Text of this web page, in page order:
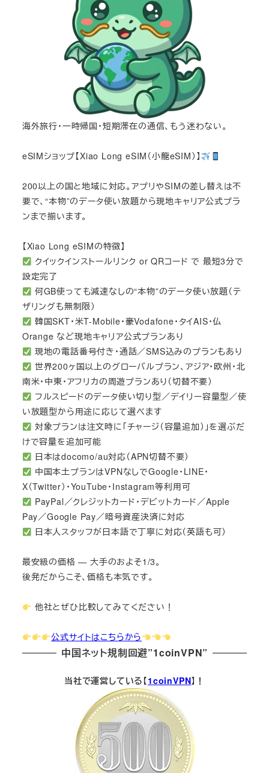
海外旅行・一時帰国・短期滞在の通信、もう迷わない。
eSIMショップ【Xiao Long eSIM（小龍eSIM）】
200以上の国と地域に対応。アプリやSIMの差し替えは不
要で、“本物”のデータ使い放題から現地キャリア公式プラ
ンまで揃います。
【Xiao Long eSIMの特徴】
クイックインストールリンク or QRコード で 最短3分で
設定完了
何GB使っても減速なしの“本物”のデータ使い放題（テ
ザリングも無制限）
韓国SKT・米T-Mobile・豪Vodafone・タイAIS・仏
Orange など現地キャリア公式プランあり
現地の電話番号付き・通話／SMS込みのプランもあり
世界200ヶ国以上のグローバルプラン、アジア・欧州・北
南米・中東・アフリカの周遊プランあり（切替不要）
フルスピードのデータ使い切り型／デイリー容量型／使
い放題型から用途に応じて選べます
対象プランは注文時に「チャージ（容量追加）」を選ぶだ
けで容量を追加可能
日本はdocomo/au対応（APN切替不要）
中国本土プランはVPNなしでGoogle・LINE・
X（Twitter）・YouTube・Instagram等利用可
PayPal／クレジットカード・デビットカード／Apple
Pay／Google Pay／暗号資産決済に対応
日本人スタッフが日本語で丁寧に対応（英語も可）
最安級の価格 — 大手のおよそ1/3。
後発だからこそ、価格も本気です。
他社とぜひ比較してみてください！
公式サイトはこちらから
中国ネット規制回避”1coinVPN”
当社で運営している【1coinVPN】！